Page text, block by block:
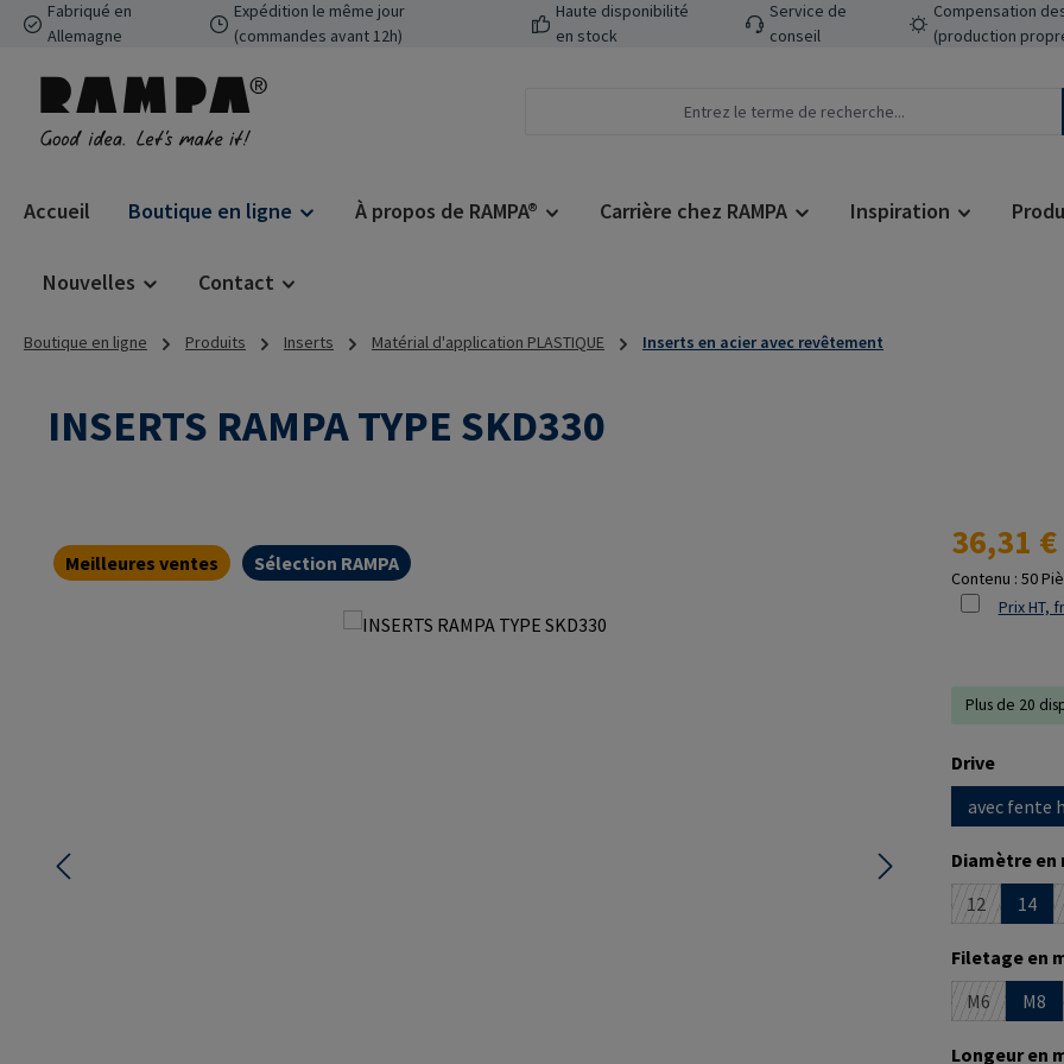
au contenu principal
Passer à la recherche
Passer à la navigation principale
Fabriqué en
Allemagne
Expédition le même jour
(commandes avant 12h)
Haute disponibilité
en stock
Service de
conseil
Compensation
(production
Accueil Boutique en ligne À propos de RAMPA® Carrière chez RAMPA Inspiration
Nouvelles Contact
Boutique en ligne Produits Inserts Matérial d'application PLASTIQUE Inserts en acier avec revêtement
INSERTS RAMPA TYPE SKD330
Meilleures ventes Sélection RAMPA
Prix régulier :
36,31 €
Contenu : 50
Prix HT,
Plus de 20
Sélectionnez
Drive
avec fente
Diamètre en
12
(Cette
14
Filetage en
M6
(Cette
M8
Longeur en